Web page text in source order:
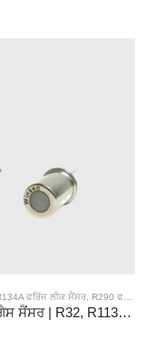
ਫਰਿੱਜ ਲੀਕ ਸੈਂਸਰ R290 ਫਰਿੱਜ ਲੀਕ ਸੈਂਸਰ
MP510 ਸੀ ਫਰਿੱਜ ਗੈਸ ਸੈਂਸਰ | R32, R1134a, R410A, R410A, R410A, REN190 ਲਈ ਉੱਚ-ਸੰਵੇਦਨਸ਼ੀਲਤਾ Freon Leak ਖੋਜ